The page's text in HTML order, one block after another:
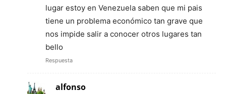
lugar estoy en Venezuela saben que mi pais
tiene un problema económico tan grave que
nos impide salir a conocer otros lugares tan
bello
Respuesta
alfonso